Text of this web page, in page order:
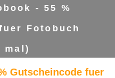
- 55 %
Fotobuch
mal)
Gutscheincode fuer